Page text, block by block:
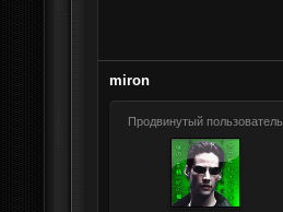
miron
Продвинутый пользователь